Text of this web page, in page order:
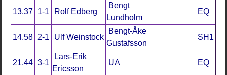
13.37 1-1 Rolf Edberg
Bengt
Lundholm
EQ
14.58 2-1 Ulf Weinstock
Bengt-Åke
Gustafsson
SH1
21.44 3-1
Lars-Erik
Ericsson
UA EQ